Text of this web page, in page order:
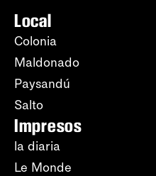
Local
Colonia
Maldonado
Paysandú
Salto
Impresos
la diaria
Le Monde